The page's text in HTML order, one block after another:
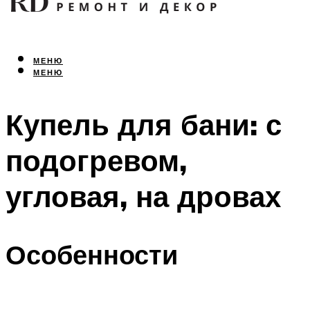
ВСЕ ПРО РЕМОНТ
МЕНЮ
МЕНЮ
Купель для бани: с
подогревом,
угловая, на дровах
Особенности